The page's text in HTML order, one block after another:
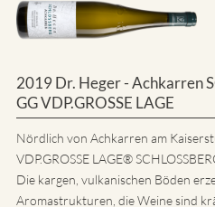
2019 Dr. Heger - Achkarren
GG VDP.GROSSE LAGE
Nördlich von Achkarren am
VDP.GROSSE LAGE®
Die kargen, vulkanischen Böden
Aromastrukturen, die Weine sind